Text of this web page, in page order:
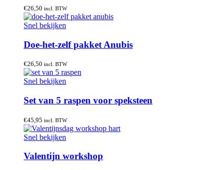
€26,50 incl. BTW
Snel bekijken
Doe-het-zelf pakket Anubis
€26,50 incl. BTW
Snel bekijken
Set van 5 raspen voor speksteen
€45,95 incl. BTW
Snel bekijken
Valentijn workshop